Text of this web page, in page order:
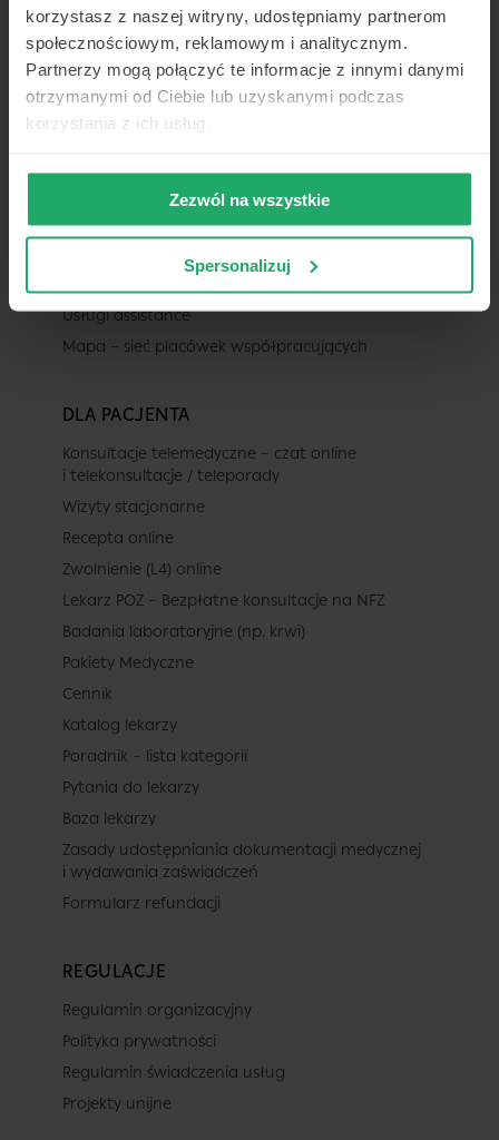
korzystasz z naszej witryny, udostępniamy partnerom
społecznościowym, reklamowym i analitycznym.
Partnerzy mogą połączyć te informacje z innymi danymi
otrzymanymi od Ciebie lub uzyskanymi podczas
korzystania z ich usług.
Zezwól na wszystkie
Spersonalizuj
TELEMEDI
O nas
Pomoc
Kariera
Praca dla lekarza
Dla ubezpieczycieli
Usługi assistance
Mapa – sieć placówek współpracujących
DLA PACJENTA
Konsultacje telemedyczne – czat online
i telekonsultacje / teleporady
Wizyty stacjonarne
Recepta online
Zwolnienie (L4) online
Lekarz POZ – Bezpłatne konsultacje na NFZ
Badania laboratoryjne (np. krwi)
Pakiety Medyczne
Cennik
Katalog lekarzy
Poradnik – lista kategorii
Pytania do lekarzy
Baza lekarzy
Zasady udostępniania dokumentacji medycznej
i wydawania zaświadczeń
Formularz refundacji
REGULACJE
Regulamin organizacyjny
Polityka prywatności
Regulamin świadczenia usług
Projekty unijne